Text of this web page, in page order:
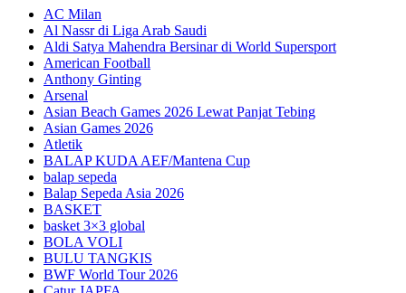
AC Milan
Al Nassr di Liga Arab Saudi
Aldi Satya Mahendra Bersinar di World Supersport
American Football
Anthony Ginting
Arsenal
Asian Beach Games 2026 Lewat Panjat Tebing
Asian Games 2026
Atletik
BALAP KUDA AEF/Mantena Cup
balap sepeda
Balap Sepeda Asia 2026
BASKET
basket 3×3 global
BOLA VOLI
BULU TANGKIS
BWF World Tour 2026